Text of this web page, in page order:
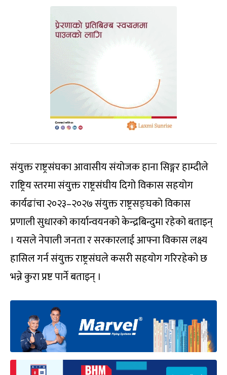
संयुक्त राष्ट्रसंघका आवासीय संयोजक हाना सिङ्गर हाम्दीले
राष्ट्रिय स्तरमा संयुक्त राष्ट्रसंघीय दिगो विकास सहयोग
कार्यढांचा २०२३–२०२७ संयुक्त राष्ट्रसङ्घको विकास
प्रणाली सुधारको कार्यान्वयनको केन्द्रबिन्दुमा रहेको बताइन्
। यसले नेपाली जनता र सरकारलाई आफ्ना विकास लक्ष्य
हासिल गर्न संयुक्त राष्ट्रसंघले कसरी सहयोग गरिरहेको छ
भन्ने कुरा प्रष्ट पार्ने बताइन् ।